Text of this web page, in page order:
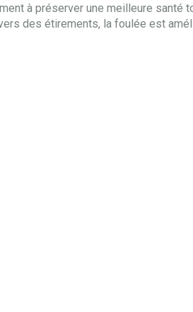
à préserver une meilleure
des étirements, la foulée est